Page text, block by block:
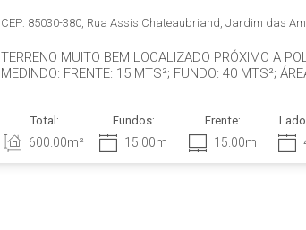
AMÉRICAS
CEP: 85030-380, Rua Assis Chateaubriand,Jardim das
Total:
600 .00m²
Fundos:
15 .00m
Frente:
15 .00m
TERRENO MUITO BEM LOCALIZADO PRÓXIMO A
MEDINDO: FRENTE: 15 MTS²; FUNDO: 40 MTS²;